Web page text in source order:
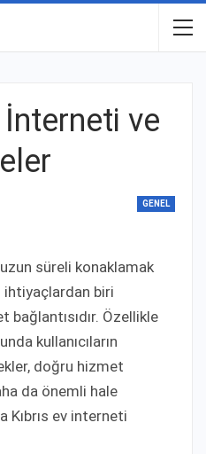
İnterneti ve
GENEL
uzun süreli konaklamak
biri
bağlantısıdır. Özellikle
kullanıcıların
doğru hizmet
da önemli hale
ev interneti